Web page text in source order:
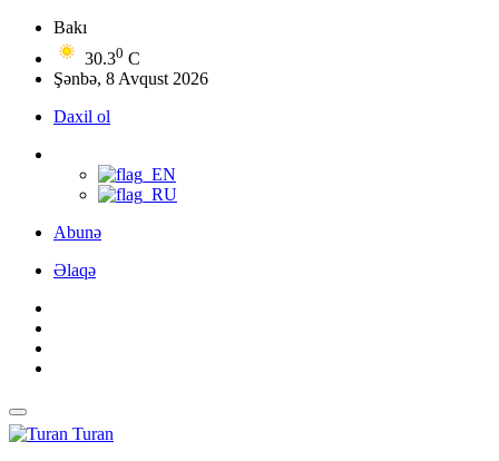
Bakı
30.30 C
Şənbə, 8 Avqust 2026
Daxil ol
Abunə
Əlaqə
Turan